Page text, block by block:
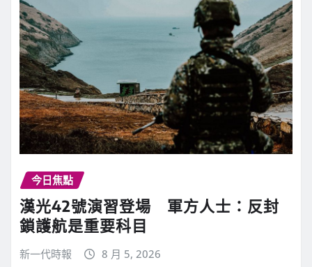
今日焦點
漢光42號演習登場 軍方人士：反封
鎖護航是重要科目
新一代時報 8 月 5, 2026